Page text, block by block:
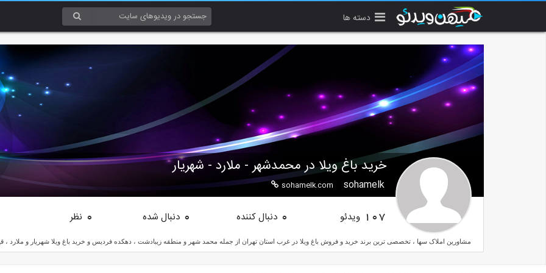
دسته ها
خرید باغ ویلا در محمدشهر - ملارد - شهریار
sohamelk
sohamelk.com
107 ویدئو 0 دنبال کننده 0 دنبال شده 0 نظر
مشاورین املاک سها ، تخصصی ترین برند خرید و فروش باغ ویلا در غرب استان تهران از جمله محمد شهر و منطقه زیبادشت ، دهکده فردیس و خرید باغ ویلا شهریار و ملارد